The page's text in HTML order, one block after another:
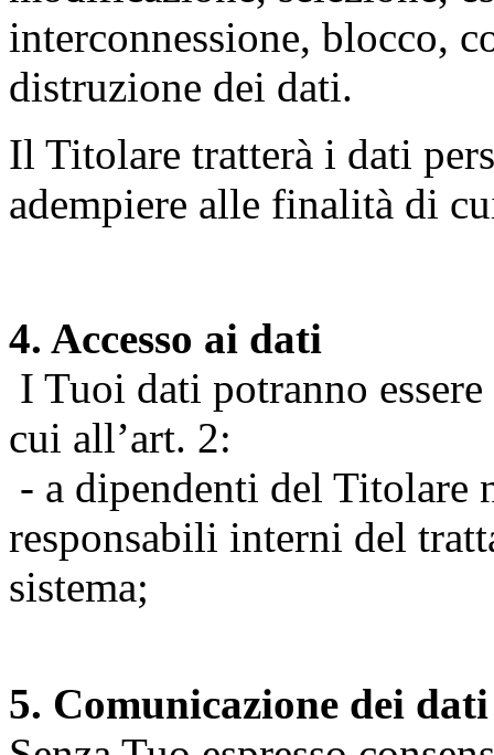
interconnessione, blocco,
distruzione dei dati.
Il Titolare tratterà i dati
adempiere alle finalità di
4. Accesso ai dati
I Tuoi dati potranno
cui all’art. 2:
- a dipendenti del Titolare
responsabili interni del
sistema;
5. Comunicazione dei dati